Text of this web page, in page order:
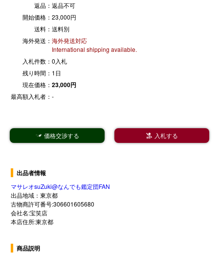
返品： 返品不可
開始価格： 23,000円
送料： 送料別
海外発送： 海外発送対応
International shipping available.
入札件数： 0入札
残り時間： 1日
現在価格： 23,000円
最高額入札者： -
 価格交渉する  入札する
出品者情報
マサレオsuZuki@なんでも鑑定団FAN
出品地域：東京都
古物商許可番号:306601605680
会社名:宝笑店
本店住所:東京都
商品説明